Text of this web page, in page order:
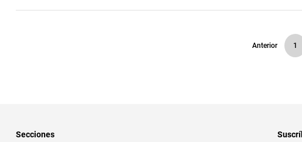
Anterior 1
Secciones